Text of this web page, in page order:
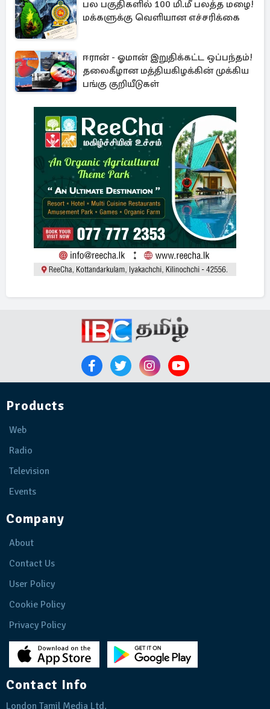
பல பகுதிகளில் 100 மி.மீ பலத்த மழை!
மக்களுக்கு வெளியான எச்சரிக்கை
ஈரான் - ஓமான் இறுதிக்கட்ட ஒப்பந்தம்!
தலைகீழான மத்தியகிழக்கின் முக்கிய
பங்கு குறியீடுகள்
Products
Web
Radio
Television
Events
Company
About
Contact Us
User Policy
Cookie Policy
Privacy Policy
Contact Info
London Tamil Media Ltd.